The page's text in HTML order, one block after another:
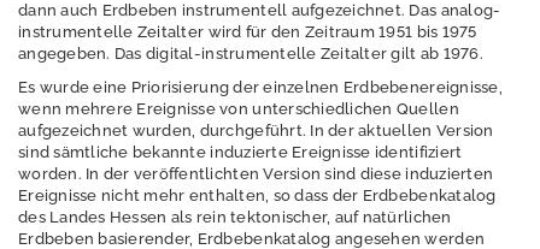
Erdbeben
Erdwärme /
Geothermie
Geologie erleben
dann auch Erdbeben instrumentell aufgezeichnet. Das analog-
instrumentelle Zeitalter wird für den Zeitraum 1951 bis 1975
angegeben. Das digital-instrumentelle Zeitalter gilt ab 1976.
Es wurde eine Priorisierung der einzelnen Erdbebenereignisse,
wenn mehrere Ereignisse von unterschiedlichen Quellen
aufgezeichnet wurden, durchgeführt. In der aktuellen Version
sind sämtliche bekannte induzierte Ereignisse identifiziert
worden. In der veröffentlichten Version sind diese induzierten
Ereignisse nicht mehr enthalten, so dass der Erdbebenkatalog
des Landes Hessen als rein tektonischer, auf natürlichen
Erdbeben basierender, Erdbebenkatalog angesehen werden